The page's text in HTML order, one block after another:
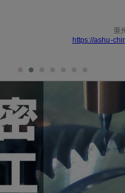
亜
https://ashu-